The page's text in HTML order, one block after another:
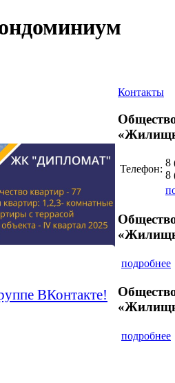
ВКонтакте!
Контакты
Телефон:
8
8
подробнее
подробнее